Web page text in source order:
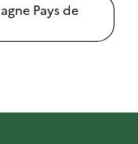
Pays de